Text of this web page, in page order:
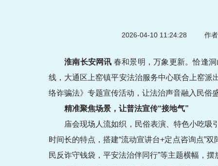
2026-04-10 11:24:28 作
淮南长安网讯 春和景明，万象更新。恰逢
线，大通区上窑镇平安法治服务中心联合上窑
络诈骗法》专题宣传活动，让法治声音融入民俗
精准聚焦场景，让普法宣传“接地气”
庙会现场人流如织，民俗表演、特色小吃
时间长的特点，搭建“流动宣讲台+定点咨询点”
民反诈守钱袋，平安法治伴同行”等主题横幅，